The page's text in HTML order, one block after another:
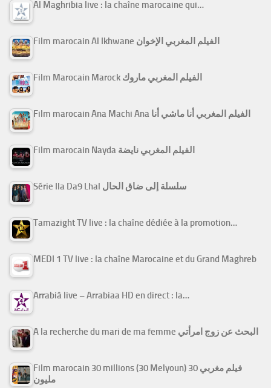
Al Maghribia live : la chaîne marocaine qui…
Film marocain Al Ikhwane الفيلم المغربي الإخوان
Film Marocain Marock الفيلم المغربي ماروك
Film marocain Ana Machi Ana الفيلم المغربي أنا ماشي أنا
Film marocain Nayda الفيلم المغربي نايضة
Série Ila Da9 Lhal سلسلة إلى ضاق الحال
Tamazight TV live : la chaîne dédiée à la promotion…
MEDI 1 TV live : la chaîne Marocaine et du Grand Maghreb
Arrabiâ live – Arrabiaa HD en direct : la…
A la recherche du mari de ma femme البحث عن زوج امرأتي
Film marocain 30 millions (30 Melyoun) فيلم مغربي 30
مليون